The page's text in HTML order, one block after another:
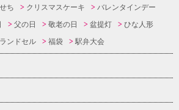
ち クリスマスケーキ
バレンタインデー
父の日 敬老の日 盆提灯
ひな人形
ランドセル 福袋 駅弁大会